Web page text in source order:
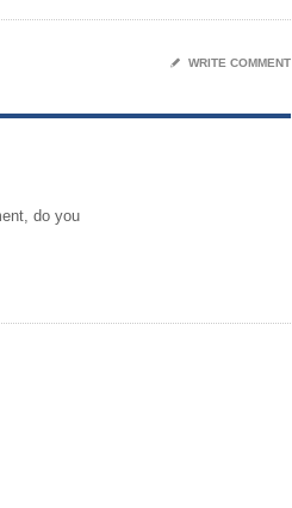
✎ WRITE COMMENT
do you